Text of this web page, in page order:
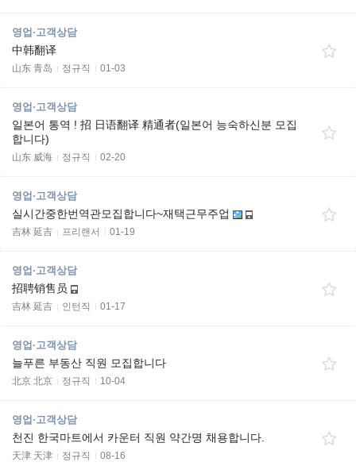
영업·고객상담
中韩翻译
山东 青岛 정규직 01-03
영업·고객상담
일본어 통역 ! 招 日语翻译 精通者(일본어 능숙하신분 모집
합니다)
山东 威海 정규직 02-20
영업·고객상담
실시간중한번역관모집합니다~재택근무주업
吉林 延吉 프리랜서 01-19
영업·고객상담
招聘销售员
吉林 延吉 인턴직 01-17
영업·고객상담
늘푸른 부동산 직원 모집합니다
北京 北京 정규직 10-04
영업·고객상담
천진 한국마트에서 카운터 직원 약간명 채용합니다.
天津 天津 정규직 08-16